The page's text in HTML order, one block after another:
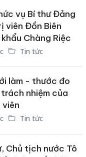
vụ Bí thư Đảng
viên Đồn Biên
Chàng Riệc
Tin tức
làm - thước đo
nhiệm của
viên
Tin tức
Chủ tịch nước Tô